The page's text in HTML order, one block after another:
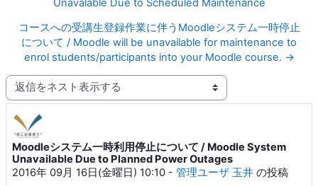
Unavalable Due to Scheduled Maintenance
コースへの受講生登録作業に伴うMoodleシステム一時停止
について / Moodle will be unavailable for maintenance to
enrol students/participants into your Moodle course. →
表示モード
Moodleシステム一時利用停止について / Moodle System
Unavailable Due to Planned Power Outages
2016年 09月 16日(金曜日) 10:10 - 管理ユーザ 玉井 の投稿
返信数: 0